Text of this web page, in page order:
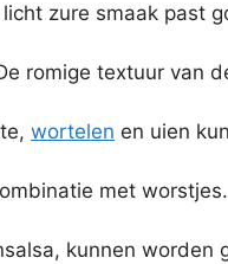
zure smaak past
romige textuur van
wortelen en uien
met
kunnen worden